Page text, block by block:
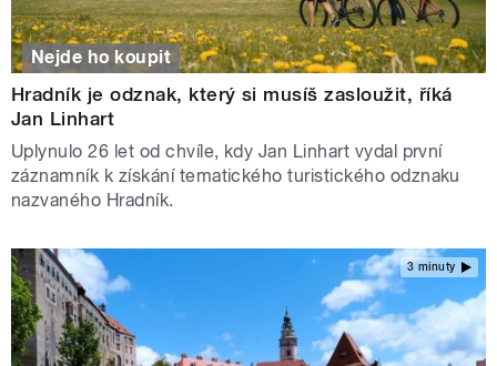
Nejde ho koupit
Hradník je odznak, který si musíš zasloužit, říká
Jan Linhart
Uplynulo 26 let od chvíle, kdy Jan Linhart vydal první
záznamník k získání tematického turistického odznaku
nazvaného Hradník.
3 minuty